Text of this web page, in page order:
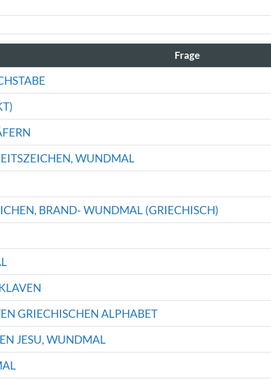
Frage
WUNDMAL
BRAND- WUNDMAL (GRIECHISCH)
GRIECHISCHEN ALPHABET
JESU, WUNDMAL